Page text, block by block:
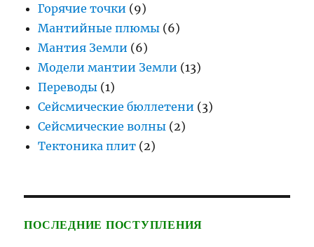
Горячие точки (9)
Мантийные плюмы (6)
Мантия Земли (6)
Модели мантии Земли (13)
Переводы (1)
Сейсмические бюллетени (3)
Сейсмические волны (2)
Тектоника плит (2)
ПОСЛЕДНИЕ ПОСТУПЛЕНИЯ